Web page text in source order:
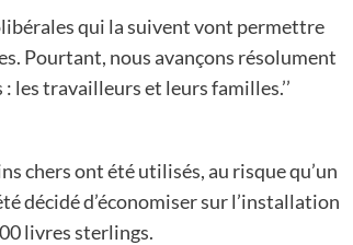
qui la suivent vont permettre
Pourtant, nous avançons résolument
les travailleurs et leurs familles.’’
chers ont été utilisés, au risque qu’un
décidé d’économiser sur l’installation
livres sterlings.